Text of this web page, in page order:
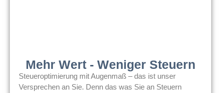
Mehr Wert - Weniger Steuern
Steueroptimierung mit Augenmaß – das ist unser
Versprechen an Sie. Denn das was Sie an Steuern